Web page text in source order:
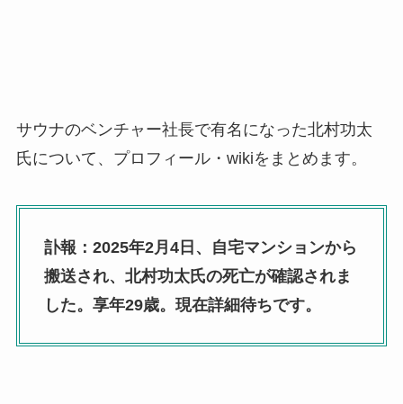
サウナのベンチャー社長で有名になった北村功太
氏について、プロフィール・wikiをまとめます。
訃報：2025年2月4日、自宅マンションから
搬送され、北村功太氏の死亡が確認されま
した。享年29歳。現在詳細待ちです。